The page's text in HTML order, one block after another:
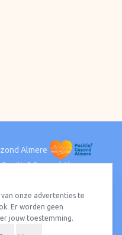
Almere
Positief Gezond Almere
WIJK
Almere BuitenAlmere Poort
te doen
onze advertenties te
Er worden geen
jouw toestemming.